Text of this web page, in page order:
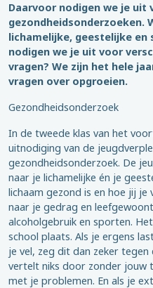
Daarvoor nodigen we je uit
gezondheidsonderzoeken.
lichamelijke, geestelijke
nodigen we je uit voor
vragen? We zijn het hele
vragen over opgroeien.
Gezondheidsonderzoek
In de tweede klas van het
uitnodiging van de
gezondheidsonderzoek. De
naar je lichamelijke én je
lichaam gezond is en hoe jij
naar je gedrag en
alcoholgebruik en sporten.
school plaats. Als je ergens
je vel, zeg dit dan zeker
vertelt niks door zonder jouw
met je problemen. En als je